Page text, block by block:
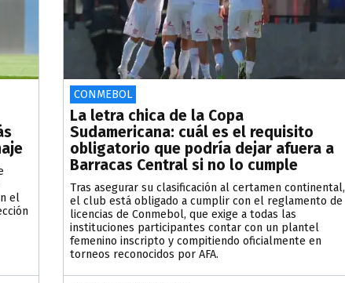
el
CONMEBOL
La letra chica de la Copa
Sudamericana: cuál es el requisito
obligatorio que podría dejar afuera a
Barracas Central si no lo cumple
Tras asegurar su clasificación al certamen continental,
el club está obligado a cumplir con el reglamento de
licencias de Conmebol, que exige a todas las
instituciones participantes contar con un plantel
femenino inscripto y compitiendo oficialmente en
torneos reconocidos por AFA.